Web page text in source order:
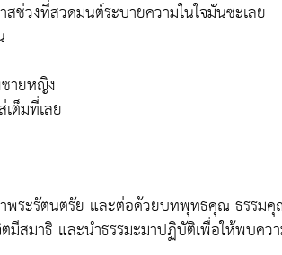
ช่วงที่สวดมนต์ระบายความในใจมันซะเลย
ายหญิง
ต็มที่เลย
พระรัตนตรัย และต่อด้วยบทพุทธคุณ ธรรม
สมาธิ และนำธรรมะมาปฏิบัติเพื่อให้พบคว